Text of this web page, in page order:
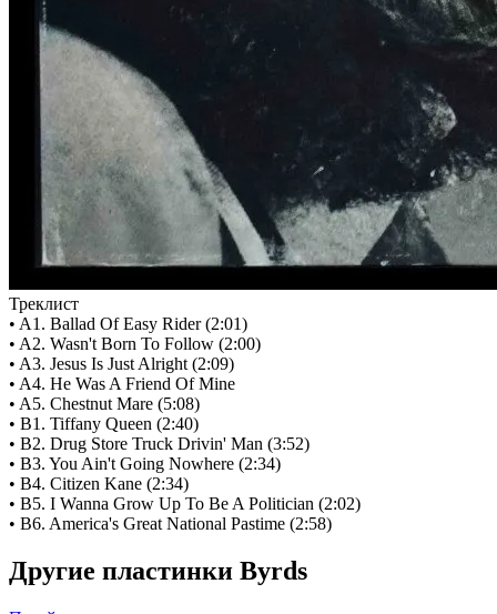
Треклист
• A1. Ballad Of Easy Rider (2:01)
• A2. Wasn't Born To Follow (2:00)
• A3. Jesus Is Just Alright (2:09)
• A4. He Was A Friend Of Mine
• A5. Chestnut Mare (5:08)
• B1. Tiffany Queen (2:40)
• B2. Drug Store Truck Drivin' Man (3:52)
• B3. You Ain't Going Nowhere (2:34)
• B4. Citizen Kane (2:34)
• B5. I Wanna Grow Up To Be A Politician (2:02)
• B6. America's Great National Pastime (2:58)
Другие пластинки Byrds